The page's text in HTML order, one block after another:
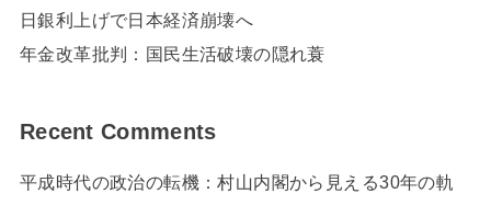
日銀利上げで日本経済崩壊へ
年金改革批判：国民生活破壊の隠れ蓑
Recent Comments
平成時代の政治の転機：村山内閣から見える30年の軌